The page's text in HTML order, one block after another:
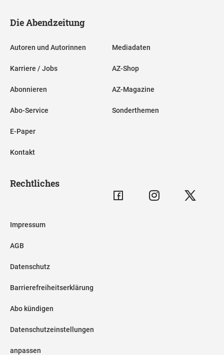
Die Abendzeitung
Autoren und Autorinnen
Karriere / Jobs
Abonnieren
Abo-Service
E-Paper
Kontakt
Mediadaten
AZ-Shop
AZ-Magazine
Sonderthemen
Rechtliches
Impressum
AGB
Datenschutz
Barrierefreiheitserklärung
Abo kündigen
Datenschutzeinstellungen
anpassen